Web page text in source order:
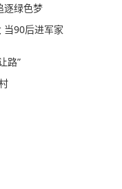
逐绿色梦
当90后进军家
路”